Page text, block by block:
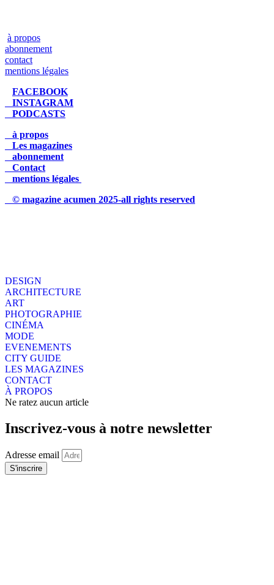
à propos
abonnement
contact
mentions légales
FACEBOOK
INSTAGRAM
PODCASTS
à propos
Les magazines
abonnement
Contact
mentions légales
© magazine acumen 2025-all rights reserved
DESIGN
ARCHITECTURE
ART
PHOTOGRAPHIE
CINÉMA
MODE
EVENEMENTS
CITY GUIDE
LES MAGAZINES
CONTACT
À PROPOS
Ne ratez aucun article
Inscrivez-vous à notre newsletter
Adresse email
S'inscrire